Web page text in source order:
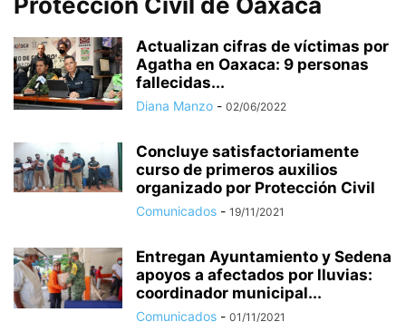
Actualizan cifras de víctimas por
Agatha en Oaxaca: 9 personas
fallecidas...
Diana Manzo - 02/06/2022
Concluye satisfactoriamente
curso de primeros auxilios
organizado por Protección Civil
Comunicados - 19/11/2021
Entregan Ayuntamiento y Sedena
apoyos a afectados por lluvias:
coordinador municipal...
Comunicados - 01/11/2021